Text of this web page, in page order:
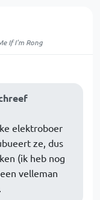
If I'm Rong
elektroboer
ze, dus
(ik heb nog
velleman